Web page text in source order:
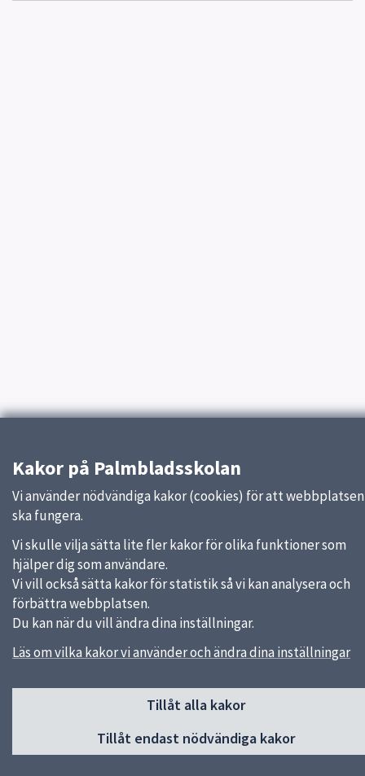
Kakor på Palmbladsskolan
Vi använder nödvändiga kakor (cookies) för att webbplatsen
ska fungera.
Vi skulle vilja sätta lite fler kakor för olika funktioner som
hjälper dig som användare.
Vi vill också sätta kakor för statistik så vi kan analysera och
förbättra webbplatsen.
Du kan när du vill ändra dina inställningar.
Läs om vilka kakor vi använder och ändra dina inställningar
Tillåt alla kakor
Tillåt endast nödvändiga kakor
Sidfot
Huvudmeny
Start
Om skolan
För elever och vårdnadshavare
Klasser och mentorer
Kontakt
Snabblänkar